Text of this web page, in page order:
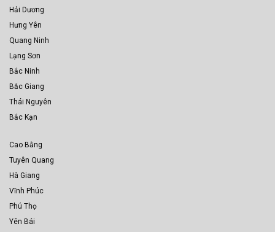
Hải Dương
Hưng Yên
Quang Ninh
Lạng Sơn
Bắc Ninh
Bắc Giang
Thái Nguyên
Bắc Kạn
Cao Bằng
Tuyên Quang
Hà Giang
Vĩnh Phúc
Phú Thọ
Yên Bái